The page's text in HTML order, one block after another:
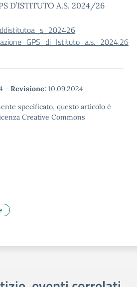
D’ISTITUTO A.S. 2024/26
- Revisione: 10.09.2024
specificato, questo articolo è
Creative Commons